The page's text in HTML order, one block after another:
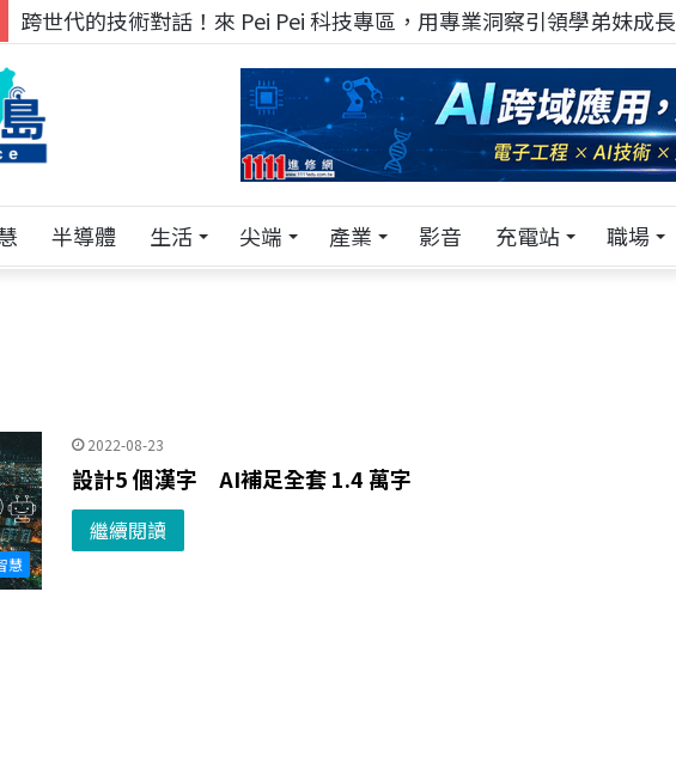
跨世代的技術對話！來 Pei Pei 科技專區，用專業洞察引領學弟妹成長
半導體 生活 尖端 產業 影音 充電站 職場
慧
2022-08-23
設計5 個漢字 AI補足全套 1.4 萬字
繼續閱讀